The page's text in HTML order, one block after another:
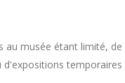
au musée étant limité,